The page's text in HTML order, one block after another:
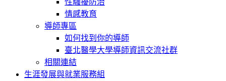
情感教育
導師專區
如何找到你的導師
臺北醫學大學導師資訊交流社群
相關連結
生涯發展與就業服務組